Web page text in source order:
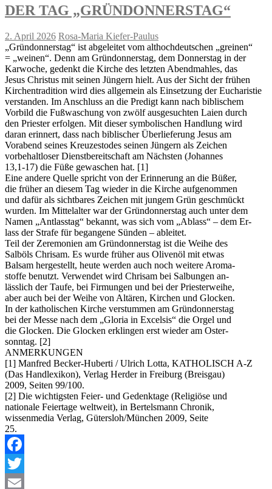
DER TAG „GRÜNDONNERSTAG“
2. April 2026 Rosa-Maria Kiefer-Paulus
„Gründonnerstag“ ist abgeleitet vom althochdeutschen „greinen“
= „weinen“. Denn am Gründonnerstag, dem Donnerstag in der
Karwoche, gedenkt die Kirche des letzten Abendmahles, das
Jesus Christus mit seinen Jüngern hielt. Aus der Sicht der frühen
Kirchentradition wird dies allgemein als Einsetzung der Eucharistie
verstanden. Im Anschluss an die Predigt kann nach biblischem
Vorbild die Fußwaschung von zwölf ausgesuchten Laien durch
den Priester erfolgen. Mit dieser symbolischen Handlung wird
daran erinnert, dass nach biblischer Überlieferung Jesus am
Vorabend seines Kreuzestodes seinen Jüngern als Zeichen
vorbehaltloser Dienstbereitschaft am Nächsten (Johannes
13,1-17) die Füße gewaschen hat. [1]
Eine andere Quelle spricht von der Erinnerung an die Büßer,
die früher an diesem Tag wieder in die Kirche aufgenommen
und dafür als sichtbares Zeichen mit jungem Grün geschmückt
wurden. Im Mittelalter war der Gründonnerstag auch unter dem
Namen „Antlasstag“ bekannt, was sich vom „Ablass“ – dem Er-
lass der Strafe für begangene Sünden – ableitet.
Teil der Zeremonien am Gründonnerstag ist die Weihe des
Salböls Chrisam. Es wurde früher aus Olivenöl mit etwas
Balsam hergestellt, heute werden auch noch weitere Aroma-
stoffe benutzt. Verwendet wird Chrisam bei Salbungen an-
lässlich der Taufe, bei Firmungen und bei der Priesterweihe,
aber auch bei der Weihe von Altären, Kirchen und Glocken.
In der katholischen Kirche verstummen am Gründonnerstag
bei der Messe nach dem „Gloria in Excelsis“ die Orgel und
die Glocken. Die Glocken erklingen erst wieder am Oster-
sonntag. [2]
ANMERKUNGEN
[1] Manfred Becker-Huberti / Ulrich Lotta, KATHOLISCH A-Z
(Das Handlexikon), Verlag Herder in Freiburg (Breisgau)
2009, Seiten 99/100.
[2] Die wichtigsten Feier- und Gedenktage (Religiöse und
nationale Feiertage weltweit), in Bertelsmann Chronik,
wissenmedia Verlag, Gütersloh/München 2009, Seite
25.
Facebook
Twitter